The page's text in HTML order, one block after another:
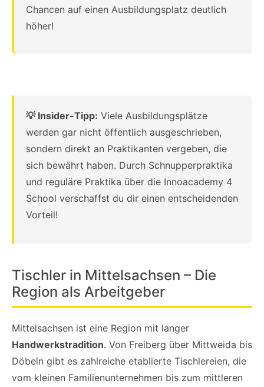
Chancen auf einen Ausbildungsplatz deutlich
höher!
💡 Insider-Tipp: Viele Ausbildungsplätze
werden gar nicht öffentlich ausgeschrieben,
sondern direkt an Praktikanten vergeben, die
sich bewährt haben. Durch Schnupperpraktika
und reguläre Praktika über die Innoacademy 4
School verschaffst du dir einen entscheidenden
Vorteil!
Tischler in Mittelsachsen – Die
Region als Arbeitgeber
Mittelsachsen ist eine Region mit langer
Handwerkstradition. Von Freiberg über Mittweida bis
Döbeln gibt es zahlreiche etablierte Tischlereien, die
vom kleinen Familienunternehmen bis zum mittleren